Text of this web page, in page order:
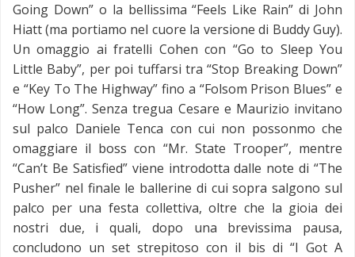
Going Down” o la bellissima “Feels Like Rain” di John
Hiatt (ma portiamo nel cuore la versione di Buddy Guy).
Un omaggio ai fratelli Cohen con “Go to Sleep You
Little Baby”, per poi tuffarsi tra “Stop Breaking Down”
e “Key To The Highway” fino a “Folsom Prison Blues” e
“How Long”. Senza tregua Cesare e Maurizio invitano
sul palco Daniele Tenca con cui non possonmo che
omaggiare il boss con “Mr. State Trooper”, mentre
“Can’t Be Satisfied” viene introdotta dalle note di “The
Pusher” nel finale le ballerine di cui sopra salgono sul
palco per una festa collettiva, oltre che la gioia dei
nostri due, i quali, dopo una brevissima pausa,
concludono un set strepitoso con il bis di “I Got A